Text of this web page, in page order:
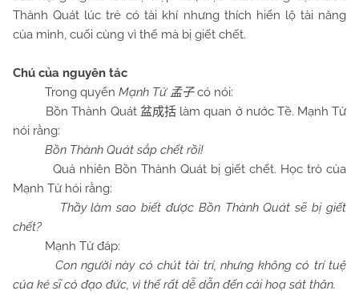
Thành Quát lúc trẻ có tài khí nhưng thích hiển lộ tài năng
của mình, cuối cùng vì thế mà bị giết chết.
Chú của nguyên tác
Trong quyển Mạnh Tử 孟子có nói:
Bồn Thành Quát 盆成括 làm quan ở nước Tề. Mạnh Tử
nói rằng:
Bồn Thành Quát sắp chết rồi!
Quả nhiên Bồn Thành Quát bị giết chết. Học trò của
Mạnh Tử hỏi rằng:
Thầy làm sao biết được Bồn Thành Quát sẽ bị giết
chết?
Mạnh Tử đáp:
Con người này có chút tài trí, nhưng không có trí tuệ
của kẻ sĩ có đạo đức, vì thế rất dễ dẫn đến cái hoạ sát thân.